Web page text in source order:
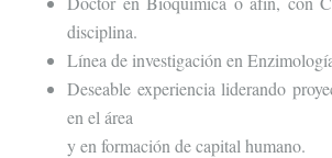
disciplina.
Línea de investigación en
Deseable experiencia liderando
en el área
y en formación de capital humano.